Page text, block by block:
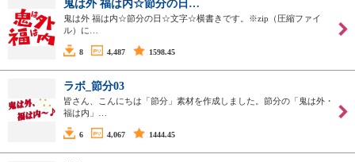
鬼は外 福は内☆節分の日…
鬼は外 福は内☆節分の日☆文字☆横書きです。※zip（圧縮ファイ
ル）に…
8 4,487 1598.45
ラボ_節分03
皆さん、こんにちは「節分」素材を作成しました。節分の「鬼は外・
福は内」…
6 4,067 1444.45